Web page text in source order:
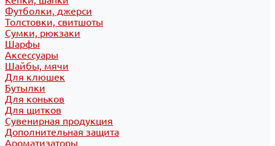
Футболки, джерси
Толстовки, свитшоты
Сумки, рюкзаки
Шарфы
Аксессуары
Шайбы, мячи
Для клюшек
Бутылки
Для коньков
Для щитков
Сувенирная продукция
Дополнительная защита
Ароматизаторы